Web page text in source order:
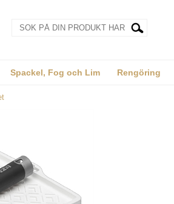
Spackel, Fog och Lim Rengöring